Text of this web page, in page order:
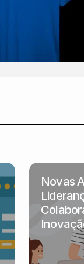
eu
O
Novas